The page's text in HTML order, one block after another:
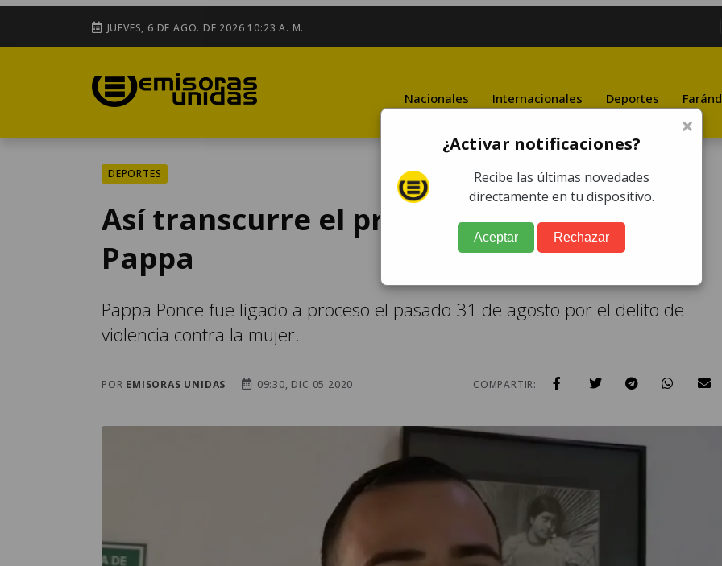
JUEVES, 6 DE AGO. DE 2026 10:23 A. M.
Nacionales Internacionales Deportes
DEPORTES
Así transcurre el proceso de Marco Pablo
Pappa
Pappa Ponce fue ligado a proceso el pasado 31 de agosto por el delito de
violencia contra la mujer.
POR EMISORAS UNIDAS 09:30, DIC 05 2020 COMPARTIR:
×
¿Activar notificaciones?
Recibe las últimas novedades
directamente en tu dispositivo.
Aceptar Rechazar